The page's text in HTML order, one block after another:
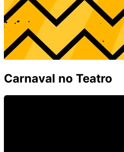
Carnaval no Teatro